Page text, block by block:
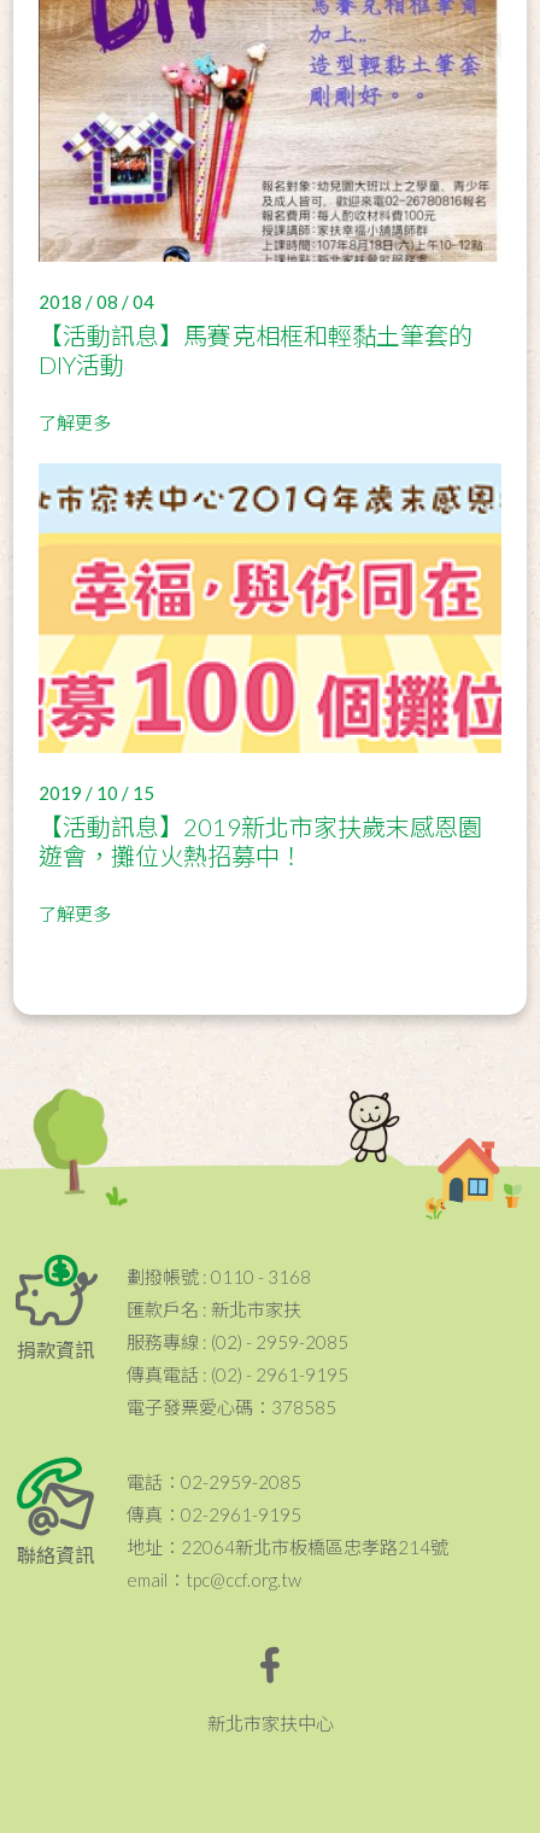
2018 / 08 / 04
【活動訊息】馬賽克相框和輕黏土筆套的
DIY活動
了解更多
2019 / 10 / 15
【活動訊息】2019新北市家扶歲末感恩園
遊會，攤位火熱招募中！
了解更多
捐款資訊
劃撥帳號 : 0110 - 3168
匯款戶名 : 新北市家扶
服務專線 : (02) - 2959-2085
傳真電話 : (02) - 2961-9195
電子發票愛心碼：378585
聯絡資訊
電話：02-2959-2085
傳真：02-2961-9195
地址：22064新北市板橋區忠孝路214號
email：tpc@ccf.org.tw
新北市家扶中心